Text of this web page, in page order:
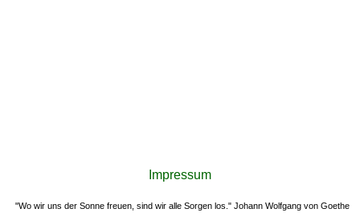
Impressum
"Wo wir uns der Sonne freuen, sind wir alle Sorgen los." Johann Wolfgang von Goethe